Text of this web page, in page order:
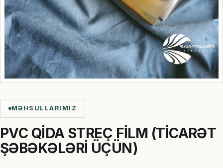
MƏHSULLARIMIZ
PVC QİDA STREÇ FİLM (TİCARƏT
ŞƏBƏKƏLƏRİ ÜÇÜN)